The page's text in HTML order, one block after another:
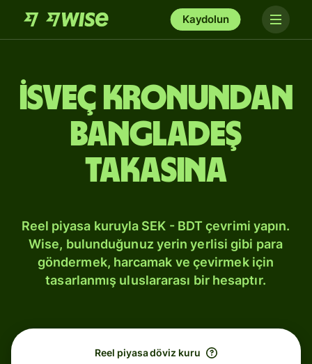
Kaydolun
İsveç kronundan
Bangladeş
takasına
Reel piyasa kuruyla SEK - BDT çevrimi yapın.
Wise, bulunduğunuz yerin yerlisi gibi para
göndermek, harcamak ve çevirmek için
tasarlanmış uluslararası bir hesaptır.
Reel piyasa döviz kuru